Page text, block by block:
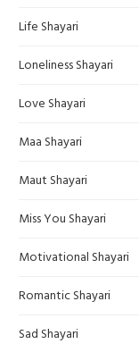
Life Shayari
Loneliness Shayari
Love Shayari
Maa Shayari
Maut Shayari
Miss You Shayari
Motivational Shayari
Romantic Shayari
Sad Shayari